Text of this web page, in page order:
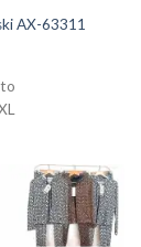
AX-63311